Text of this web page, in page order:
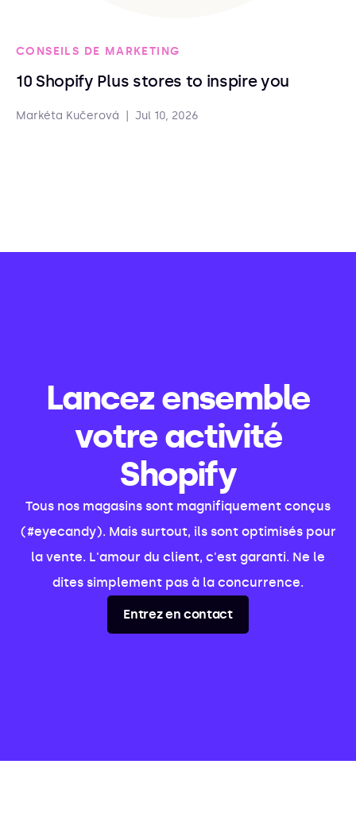
CONSEILS DE MARKETING
10 Shopify Plus stores to inspire you
Markéta Kučerová Jul 10, 2026
Lancez ensemble
votre activité
Shopify
Tous nos magasins sont magnifiquement conçus
(#eyecandy). Mais surtout, ils sont optimisés pour
la vente. L'amour du client, c'est garanti. Ne le
dites simplement pas à la concurrence.
Entrez en contact